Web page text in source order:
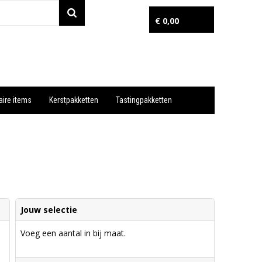
€ 0,00
items Kerstpakketten Tastingpakketten
Jouw selectie
Voeg een aantal in bij maat.